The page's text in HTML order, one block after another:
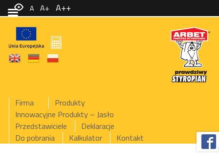
Firma
Produkty
Innowacyjne Produkty – Jasło
Przedstawiciele
Deklaracje
Do pobrania
Kalkulator Kontakt
A A+ A++